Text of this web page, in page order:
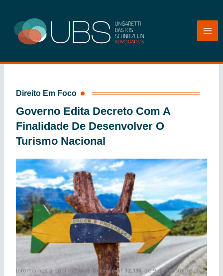
conteúdo
Direito Em Foco
Governo Edita Decreto Com A
Finalidade De Desenvolver O
Turismo Nacional
Informamos a publicação do Decreto n° 12.136, de 9 de agosto de 2024,